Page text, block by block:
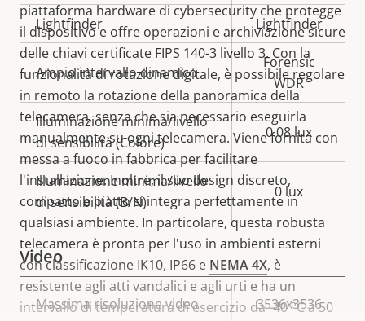
piattaforma hardware di cybersecurity che protegge
il dispositivo e offre operazioni e archiviazione sicure
delle chiavi certificate FIPS 140-3 livello 3. Con la
funzionalità di rotazione digitale, è possibile regolare
in remoto la rotazione della panoramica della
telecamera, senza che sia necessario eseguirla
manualmente su ogni telecamera. Viene fornita con
messa a fuoco in fabbrica per facilitare
l'installazione. Inoltre, il suo design discreto,
compatto e piatto si integra perfettamente in
qualsiasi ambiente. In particolare, questa robusta
telecamera è pronta per l'uso in ambienti esterni
con classificazione IK10, IP66 e NEMA 4X, è
resistente agli atti vandalici e agli urti e ha un
intervallo di temperatura di esercizio da -40 °C a 50
Lightfinder Lightfinder
Ampio intervallo dinamico
Forensic
WDR
Illuminazione minima/livello
di sensibilità (Colore)
0.08 lux
Illuminazione minima/livello
di sensibilità (B/N)
0 lux
Video
Descrizione
Valore
Massima risoluzione video 3536x3536